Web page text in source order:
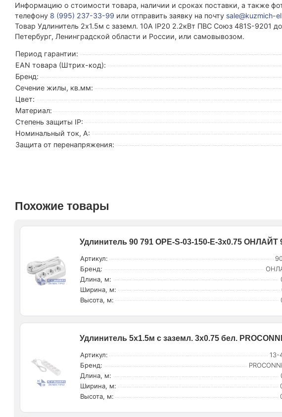
Информацию о стоимости товара, наличии и сроках поставки, а также
телефону 8 (995) 237-33-99 или отправить заявку на почту sale@kuzmich-
Товар Удлинитель 2х1.5м с заземл. 10А IP20 2.2кВт ПВС Союз 481S-9201
Петербург, Ленинградской области и России, или самовывозом.
Период гарантии:
EAN товара (Штрих-код):
Бренд:
Сечение жилы, кв.мм:
Цвет:
Материал:
Степень защиты IP:
Номинальный ток, А:
Защита от перенапряжения:
Похожие товары
Удлинитель 90 791 OPE-S-03-150-E-3x0.75 ОНЛАЙТ
Артикул:
Бренд:
Длина, м:
Ширина, м:
Высота, м:
Удлинитель 5х1.5м с заземл. 3х0.75 бел.
Артикул:
13-
Бренд:
Длина, м:
Ширина, м:
Высота, м: